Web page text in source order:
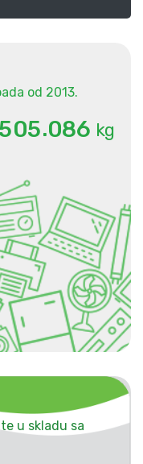
od 2013.
505.086 kg
u skladu sa